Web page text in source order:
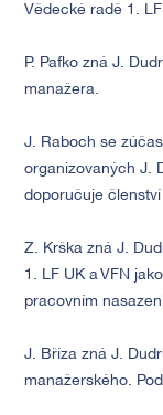
Vědecké radě 1.
P. Pafko zná J.
manažera.
J. Raboch se
organizovaných J.
doporučuje
Z. Krška zná J.
1. LF UK a VFN
pracovním
J. Bříza zná J.
manažerského.